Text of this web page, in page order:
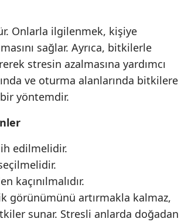
Onlarla ilgilenmek, kişiye
sağlar. Ayrıca, bitkilerle
stresin azalmasına yardımcı
ve oturma alanlarında bitkilere
yöntemdir.
edilmelidir.
kaçınılmalıdır.
görünümünü artırmakla kalmaz,
sunar. Stresli anlarda doğadan